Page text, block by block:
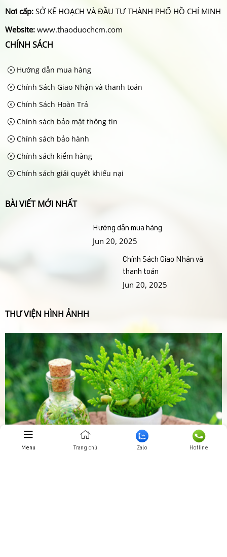
Nơi cấp: SỞ KẾ HOẠCH VÀ ĐẦU TƯ THÀNH PHỐ HỒ CHÍ MINH
Website: www.thaoduochcm.com
CHÍNH SÁCH
Hướng dẫn mua hàng
Chính Sách Giao Nhận và thanh toán
Chính Sách Hoàn Trả
Chính sách bảo mật thông tin
Chính sách bảo hành
Chính sách kiểm hàng
Chính sách giải quyết khiếu nại
BÀI VIẾT MỚI NHẤT
Hướng dẫn mua hàng
Jun 20, 2025
Chính Sách Giao Nhận và
thanh toán
Jun 20, 2025
THƯ VIỆN HÌNH ẢNHH
Menu Trang chủ Zalo Hotline